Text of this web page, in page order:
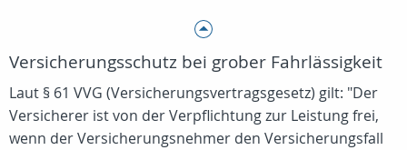
Versicherungsschutz bei grober Fahrlässigkeit
Laut § 61 VVG (Versicherungsvertragsgesetz) gilt: "Der
Versicherer ist von der Verpflichtung zur Leistung frei,
wenn der Versicherungsnehmer den Versicherungsfall